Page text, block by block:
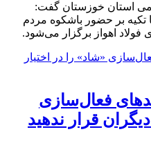
استان خوزستان گفت:
تکیه بر حضور باشکوه مردم
اهواز برگزار می‌شود.
فعال‌سازی
قرار ندهید